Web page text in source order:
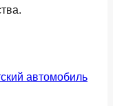
автомобиль